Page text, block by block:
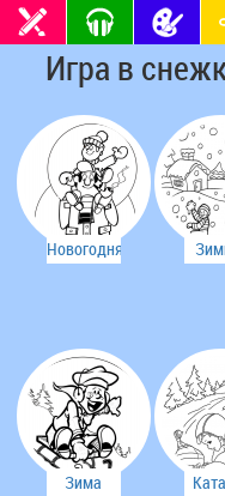
Игра в
Новогодняя
Зима